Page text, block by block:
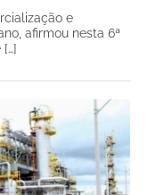
e
afirmou nesta 6ª